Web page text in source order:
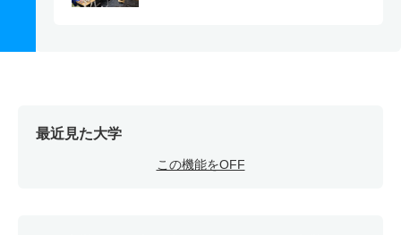
最近見た大学
この機能をOFF